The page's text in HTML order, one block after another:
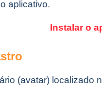
aplicativo.
Instalar o
(avatar) localizado